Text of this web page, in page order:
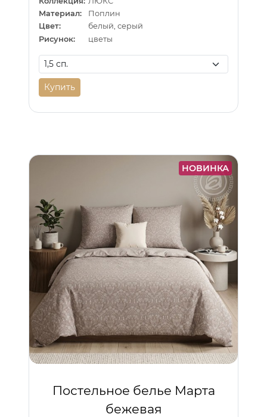
Материал:
Поплин
Цвет:
белый, серый
Рисунок:
цветы
Купить
НОВИНКА
Постельное белье Марта
бежевая